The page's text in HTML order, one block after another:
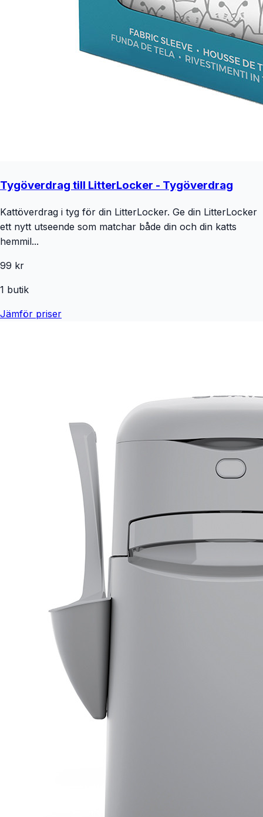
Tygöverdrag till LitterLocker - Tygöverdrag
Kattöverdrag i tyg för din LitterLocker. Ge din LitterLocker
ett nytt utseende som matchar både din och din katts
hemmil...
99 kr
1 butik
Jämför priser